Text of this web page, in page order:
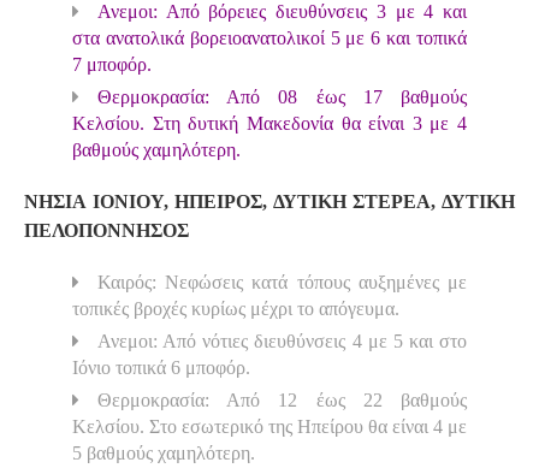
Ανεμοι: Από βόρειες διευθύνσεις 3 με 4 και
στα ανατολικά βορειοανατολικοί 5 με 6 και τοπικά
7 μποφόρ.
Θερμοκρασία: Από 08 έως 17 βαθμούς
Κελσίου. Στη δυτική Μακεδονία θα είναι 3 με 4
βαθμούς χαμηλότερη.
ΝΗΣΙΑ ΙΟΝΙΟΥ, ΗΠΕΙΡΟΣ, ΔΥΤΙΚΗ ΣΤΕΡΕΑ, ΔΥΤΙΚΗ
ΠΕΛΟΠΟΝΝΗΣΟΣ
Καιρός: Νεφώσεις κατά τόπους αυξημένες με
τοπικές βροχές κυρίως μέχρι το απόγευμα.
Ανεμοι: Από νότιες διευθύνσεις 4 με 5 και στο
Ιόνιο τοπικά 6 μποφόρ.
Θερμοκρασία: Από 12 έως 22 βαθμούς
Κελσίου. Στο εσωτερικό της Ηπείρου θα είναι 4 με
5 βαθμούς χαμηλότερη.